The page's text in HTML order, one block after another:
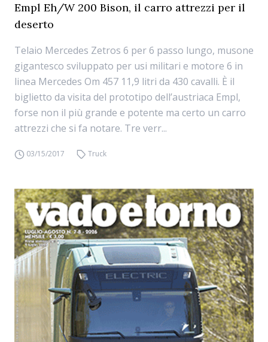
Empl Eh/W 200 Bison, il carro attrezzi per il
deserto
Telaio Mercedes Zetros 6 per 6 passo lungo, musone
gigantesco sviluppato per usi militari e motore 6 in
linea Mercedes Om 457 11,9 litri da 430 cavalli. È il
biglietto da visita del prototipo dell’austriaca Empl,
forse non il più grande e potente ma certo un carro
attrezzi che si fa notare. Tre verr...
03/15/2017 Truck